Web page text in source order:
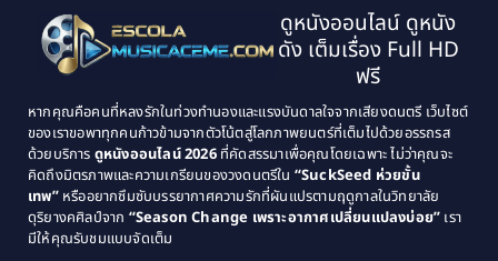
Classic หนังคลาสสิก(25)
Classic หนังคลาสสิก(134)
Classic หนังคลาสสิก(21)
Comedy ตลก(515)
Comedy ตลก(46)
1995
1994
1993
1992
1989
1988
1987
1986
1985
1984
1983
1982
ดูหนังออนไลน์ ดูหนัง
ดัง เต็มเรื่อง Full HD
ฟรี
หากคุณคือคนที่หลงรักในท่วงทำนองและแรงบันดาลใจจากเสียงดนตรี เว็บไซต์
ของเราขอพาทุกคนก้าวข้ามจากตัวโน้ตสู่โลกภาพยนตร์ที่เต็มไปด้วยอรรถรส
ด้วยบริการ ดูหนังออนไลน์ 2026ที่คัดสรรมาเพื่อคุณโดยเฉพาะ ไม่ว่าคุณจะ
คิดถึงมิตรภาพและความเกรียนของวงดนตรีใน “SuckSeed ห่วยขั้น
เทพ”หรืออยากซึมซับบรรยากาศความรักที่ผันแปรตามฤดูกาลในวิทยาลัย
ดุริยางคศิลป์จาก “Season Change เพราะอากาศเปลี่ยนแปลงบ่อย” เรา
มีให้คุณรับชมแบบจัดเต็ม